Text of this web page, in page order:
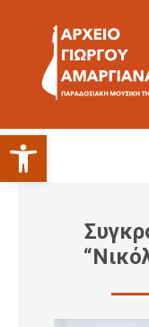
Ανοίξτε τη γραμμή εργαλείων